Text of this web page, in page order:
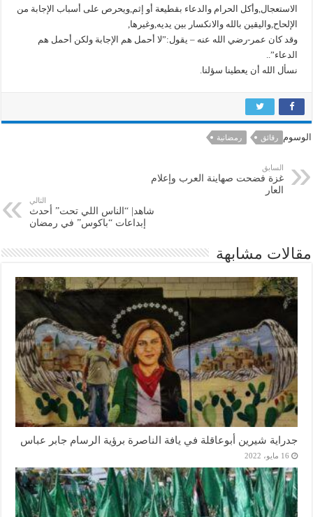
الاستعجال,وأكل الحرام والدعاء بقطيعة أو إثم,ويحرص على أسباب الإجابة من
الإلحاح,واليقين بالله والانكسار بين يديه,وغيرها,
وقد كان عمر-رضي الله عنه – يقول:”لا أحمل هم الإجابة ولكن أحمل هم
الدعاء”..
نسأل الله أن يعطينا سؤلنا.
الوسوم رقائق رمضانية
السابق
غزة فضحت صهاينة العرب وإعلام
العار
التالي
شاهد| “الناس اللي تحت” أحدث
إبداعات “باكوس” في رمضان
مقالات مشابهة
جدراية شيرين أبوعاقلة في يافة الناصرة برؤية الرسام جابر عباس
16 مايو، 2022